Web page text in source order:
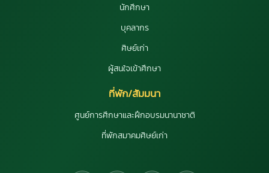
นักศึกษา
บุคลากร
ศิษย์เก่า
ผู้สนใจเข้าศึกษา
ที่พัก/สัมมนา
ศูนย์การศึกษาและฝึกอบรมนานาชาติ
ที่พักสมาคมศิษย์เก่า